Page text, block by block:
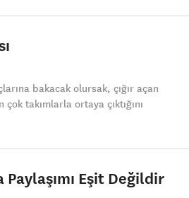
bakacak olursak, çığır açan
takımlarla ortaya çıktığını
Paylaşımı Eşit Değildir